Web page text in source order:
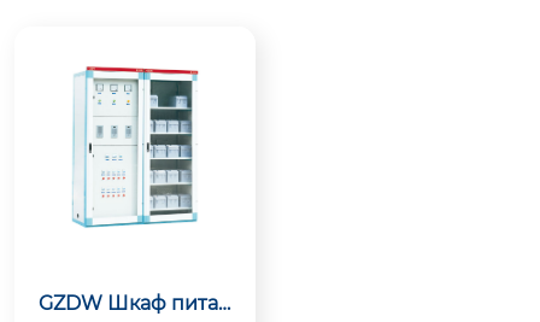
GZDW Шкаф питан